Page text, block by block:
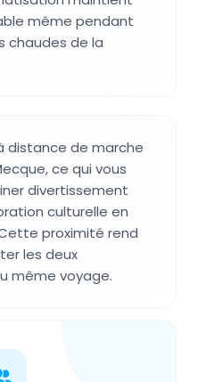
même pendant
chaudes de la
distance de marche
ce qui vous
divertissement
culturelle en
proximité rend
les deux
même voyage.